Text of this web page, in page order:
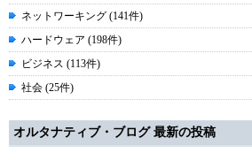
ネットワーキング (141件)
ハードウェア (198件)
ビジネス (113件)
社会 (25件)
オルタナティブ・ブログ 最新の投稿